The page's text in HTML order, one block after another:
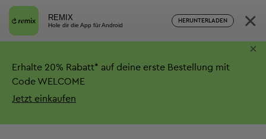
REMIX
Hole dir die App für Android
HERUNTERLADEN ×
Erhalte 20% Rabatt* auf deine erste Bestellung mit
Code WELCOME
Jetzt einkaufen
×